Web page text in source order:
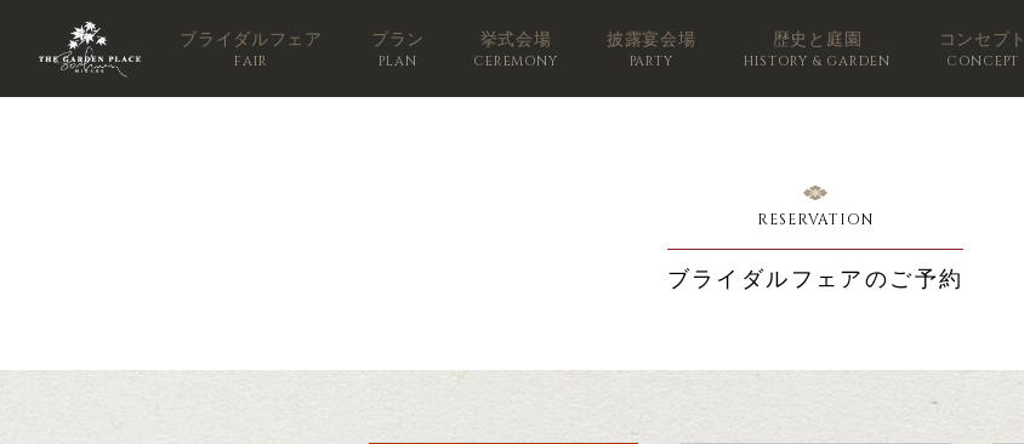
ブライダルフェア
FAIR
プラン
PLAN
挙式会場
CEREMONY
披露宴会場
PARTY
歴史と庭園
HISTORY & GARDEN
コンセプト
CONCEPT
RESERVATION
ブライダルフェアのご予約